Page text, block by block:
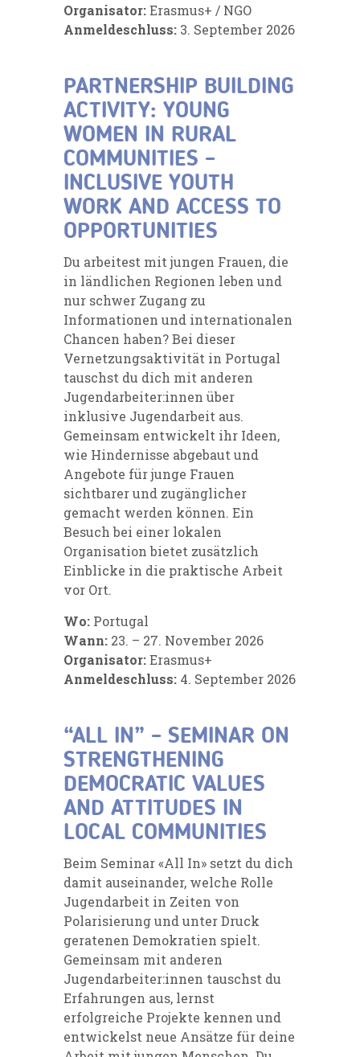
Organisator:Erasmus+ / NGO
Anmeldeschluss: 3. September 2026
PARTNERSHIP BUILDING
ACTIVITY: YOUNG
WOMEN IN RURAL
COMMUNITIES –
INCLUSIVE YOUTH
WORK AND ACCESS TO
OPPORTUNITIES
Du arbeitest mit jungen Frauen, die
in ländlichen Regionen leben und
nur schwer Zugang zu
Informationen und internationalen
Chancen haben? Bei dieser
Vernetzungsaktivität in Portugal
tauschst du dich mit anderen
Jugendarbeiter:innen über
inklusive Jugendarbeit aus.
Gemeinsam entwickelt ihr Ideen,
wie Hindernisse abgebaut und
Angebote für junge Frauen
sichtbarer und zugänglicher
gemacht werden können. Ein
Besuch bei einer lokalen
Organisation bietet zusätzlich
Einblicke in die praktische Arbeit
vor Ort.
Wo: Portugal
Wann: 23. – 27. November 2026
Organisator:Erasmus+
Anmeldeschluss: 4. September 2026
“ALL IN” – SEMINAR ON
STRENGTHENING
DEMOCRATIC VALUES
AND ATTITUDES IN
LOCAL COMMUNITIES
Beim Seminar «All In» setzt du dich
damit auseinander, welche Rolle
Jugendarbeit in Zeiten von
Polarisierung und unter Druck
geratenen Demokratien spielt.
Gemeinsam mit anderen
Jugendarbeiter:innen tauschst du
Erfahrungen aus, lernst
erfolgreiche Projekte kennen und
entwickelst neue Ansätze für deine